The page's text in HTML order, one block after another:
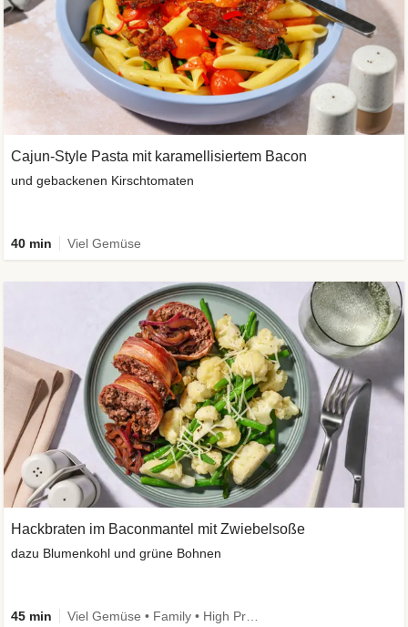
Cajun-Style Pasta mit karamellisiertem Bacon
und gebackenen Kirschtomaten
40 min Viel Gemüse
Hackbraten im Baconmantel mit Zwiebelsoße
dazu Blumenkohl und grüne Bohnen
45 min